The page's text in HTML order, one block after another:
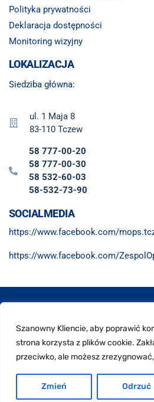
Szanowny Kliencie, aby poprawić
strona korzysta z plików cookie.
przeciwko, ale możesz
Zmień Odrzuć
Polityka prywatności
Deklaracja dostępności
Monitoring wizyjny
LOKALIZACJA
Siedziba główna:
ul. 1 Maja 8
83-110 Tczew
58 777-00-20
58 777-00-30
58 532-60-03
58-532-73-90
SOCIALMEDIA
https://www.facebook.com/
https://www.facebook.com/
© Miejski Ośrodek Pomocy Społecznej